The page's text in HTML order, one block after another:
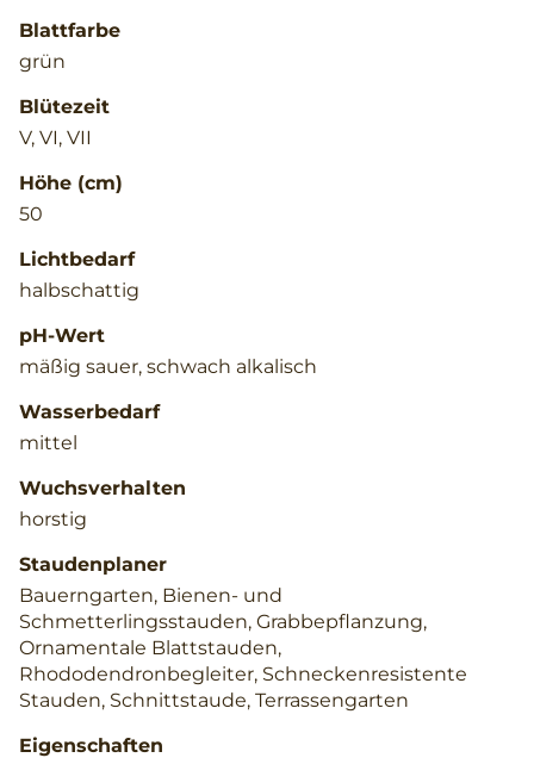
Blattfarbe
grün
Blütezeit
V, VI, VII
Höhe (cm)
50
Lichtbedarf
halbschattig
pH-Wert
mäßig sauer, schwach alkalisch
Wasserbedarf
mittel
Wuchsverhalten
horstig
Staudenplaner
Bauerngarten, Bienen- und
Schmetterlingsstauden, Grabbepflanzung,
Ornamentale Blattstauden,
Rhododendronbegleiter, Schneckenresistente
Stauden, Schnittstaude, Terrassengarten
Eigenschaften